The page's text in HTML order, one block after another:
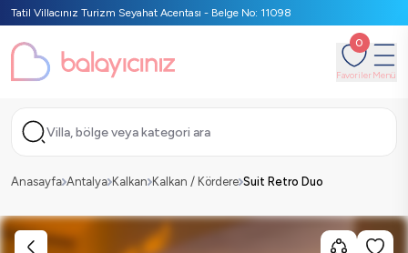
Tatil Villacınız Turizm Seyahat Acentası - Belge No: 11098
0
FavorilerMenü
Villa, bölge veya kategori ara
Anasayfa Antalya Kalkan Kalkan / Kördere Suit Retro Duo